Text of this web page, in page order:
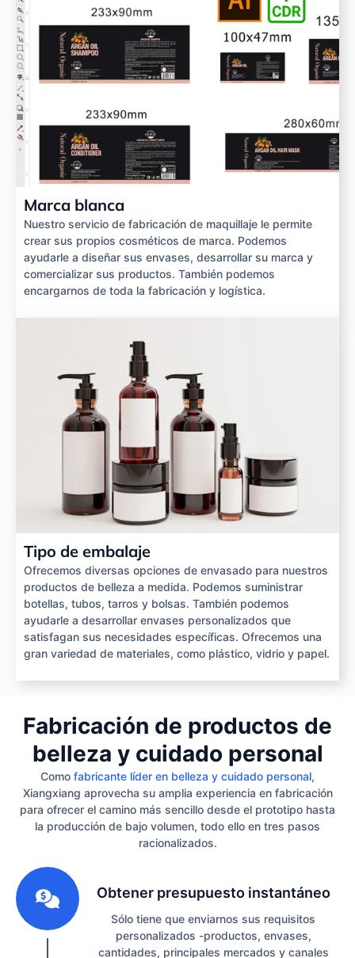
Marca blanca
Nuestro servicio de fabricación de maquillaje le permite
crear sus propios cosméticos de marca. Podemos
ayudarle a diseñar sus envases, desarrollar su marca y
comercializar sus productos. También podemos
encargarnos de toda la fabricación y logística.
Tipo de embalaje
Ofrecemos diversas opciones de envasado para nuestros
productos de belleza a medida. Podemos suministrar
botellas, tubos, tarros y bolsas. También podemos
ayudarle a desarrollar envases personalizados que
satisfagan sus necesidades específicas. Ofrecemos una
gran variedad de materiales, como plástico, vidrio y papel.
Fabricación de productos de
belleza y cuidado personal
Como fabricante líder en belleza y cuidado personal,
Xiangxiang aprovecha su amplia experiencia en fabricación
para ofrecer el camino más sencillo desde el prototipo hasta
la producción de bajo volumen, todo ello en tres pasos
racionalizados.
Obtener presupuesto instantáneo
Sólo tiene que enviarnos sus requisitos
personalizados -productos, envases,
cantidades, principales mercados y canales